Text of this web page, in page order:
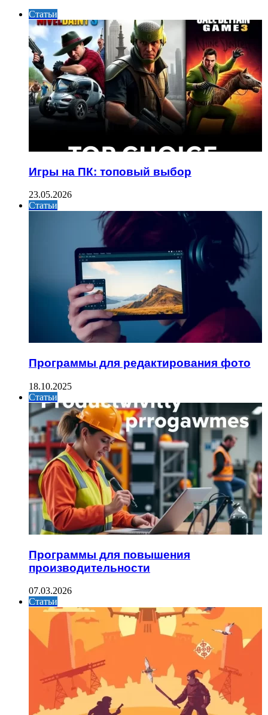
Статьи
Игры на ПК: топовый выбор
23.05.2026
Статьи
Программы для редактирования фото
18.10.2025
Статьи
Программы для повышения
производительности
07.03.2026
Статьи